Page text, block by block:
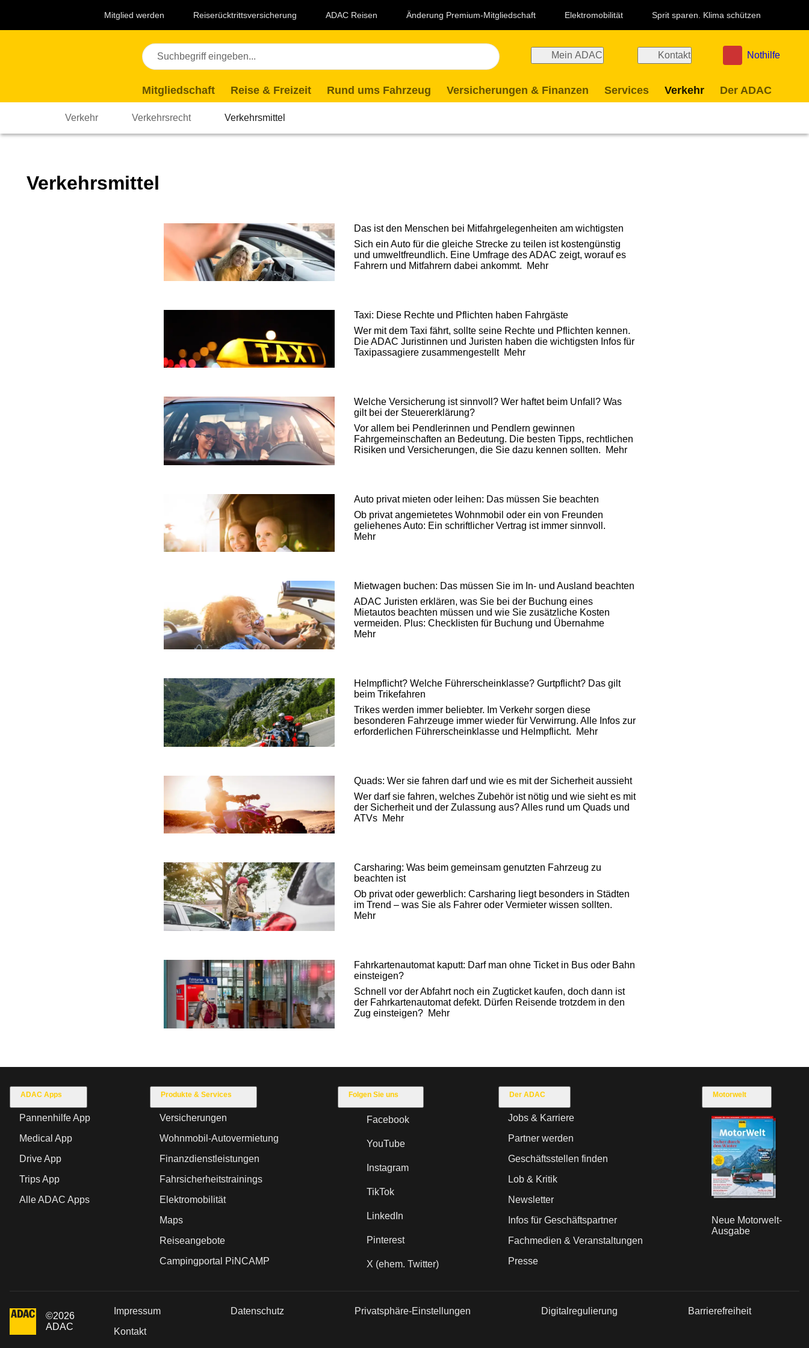
Mitglied werden Reiserücktrittsversicherung ADAC Reisen Änderung Premium-Mitgliedschaft Elektromobilität Sprit sparen. Klima schützen
Mein ADAC Kontakt Nothilfe
Mitgliedschaft Reise & Freizeit Rund ums Fahrzeug Versicherungen & Finanzen Services Verkehr Der ADAC
Verkehr Verkehrsrecht Verkehrsmittel
Verkehrsmittel
Das ist den Menschen bei Mitfahrgelegenheiten am wichtigsten
Sich ein Auto für die gleiche Strecke zu teilen ist kostengünstig
und umweltfreundlich. Eine Umfrage des ADAC zeigt, worauf es
Fahrern und Mitfahrern dabei ankommt.
Mehr
Taxi: Diese Rechte und Pflichten haben Fahrgäste
Wer mit dem Taxi fährt, sollte seine Rechte und Pflichten kennen.
Die ADAC Juristinnen und Juristen haben die wichtigsten Infos für
Taxipassagiere zusammengestellt Mehr
Welche Versicherung ist sinnvoll? Wer haftet beim Unfall? Was
gilt bei der Steuererklärung?
Vor allem bei Pendlerinnen und Pendlern gewinnen
Fahrgemeinschaften an Bedeutung. Die besten Tipps, rechtlichen
Risiken und Versicherungen, die Sie dazu kennen sollten.
Mehr
Auto privat mieten oder leihen: Das müssen Sie beachten
Ob privat angemietetes Wohnmobil oder ein von Freunden
geliehenes Auto: Ein schriftlicher Vertrag ist immer sinnvoll.
Mehr
Mietwagen buchen: Das müssen Sie im In- und Ausland beachten
ADAC Juristen erklären, was Sie bei der Buchung eines
Mietautos beachten müssen und wie Sie zusätzliche Kosten
vermeiden. Plus: Checklisten für Buchung und Übernahme
Mehr
Helmpflicht? Welche Führerscheinklasse? Gurtpflicht? Das gilt
beim Trikefahren
Trikes werden immer beliebter. Im Verkehr sorgen diese
besonderen Fahrzeuge immer wieder für Verwirrung. Alle Infos zur
erforderlichen Führerscheinklasse und Helmpflicht.
Mehr
Quads: Wer sie fahren darf und wie es mit der Sicherheit aussieht
Wer darf sie fahren, welches Zubehör ist nötig und wie sieht es mit
der Sicherheit und der Zulassung aus? Alles rund um Quads und
ATVs Mehr
Carsharing: Was beim gemeinsam genutzten Fahrzeug zu
beachten ist
Ob privat oder gewerblich: Carsharing liegt besonders in Städten
im Trend – was Sie als Fahrer oder Vermieter wissen sollten.
Mehr
Fahrkartenautomat kaputt: Darf man ohne Ticket in Bus oder Bahn
einsteigen?
Schnell vor der Abfahrt noch ein Zugticket kaufen, doch dann ist
der Fahrkartenautomat defekt. Dürfen Reisende trotzdem in den
Zug einsteigen? Mehr
ADAC Apps
Pannenhilfe App
Medical App
Drive App
Trips App
Alle ADAC Apps
Produkte & Services
Versicherungen
Wohnmobil-Autovermietung
Finanzdienstleistungen
Fahrsicherheitstrainings
Elektromobilität
Maps
Reiseangebote
Campingportal PiNCAMP
Folgen Sie uns
Facebook
YouTube
Instagram
TikTok
LinkedIn
Pinterest
X (ehem. Twitter)
Der ADAC
Jobs & Karriere
Partner werden
Geschäftsstellen finden
Lob & Kritik
Newsletter
Infos für Geschäftspartner
Fachmedien & Veranstaltungen
Presse
Motorwelt
Neue Motorwelt-
Ausgabe
©2026
ADAC
Impressum Datenschutz Privatsphäre-Einstellungen Digitalregulierung
Barrierefreiheit
Kontakt